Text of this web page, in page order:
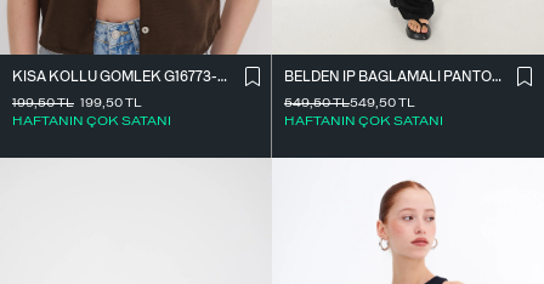
KISA KOLLU GÖMLEK G16773-Z8
199,50TL
HAFTANIN ÇOK SATANI
199,50TL
BELDEN İ̇P BAĞLAMALI PANTOLON PN16372-İ6
549,50TL
HAFTANIN ÇOK SATANI
549,50TL